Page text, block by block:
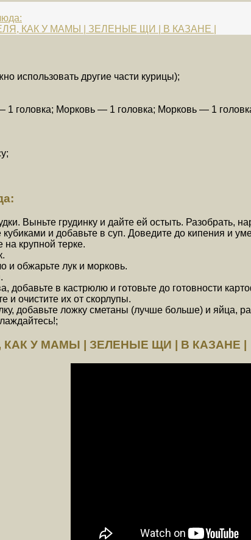
КАК У МАМЫ | ЗЕЛЕНЫЕ ЩИ | В КАЗАНЕ |
использовать другие части курицы);
головка; Морковь — 1 головка; Морковь — 1
Выньте грудинку и дайте ей остыть. Разобрать,
и добавьте в суп. Доведите до кипения и
на крупной терке.
и обжарьте лук и морковь.
добавьте в кастрюлю и готовьте до готовности
и очистите их от скорлупы.
добавьте ложку сметаны (лучше больше) и яйца,
У МАМЫ | ЗЕЛЕНЫЕ ЩИ | В КАЗАНЕ |